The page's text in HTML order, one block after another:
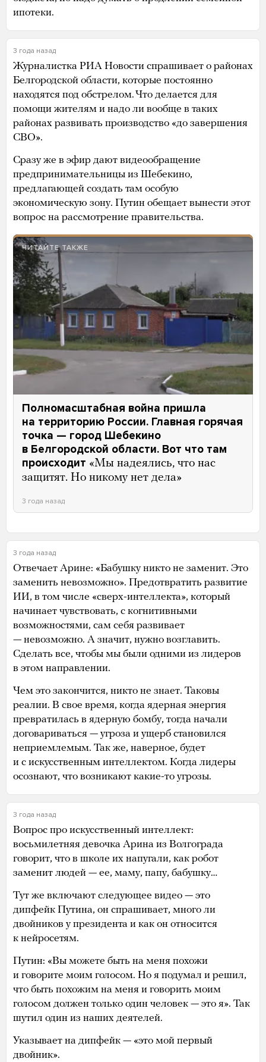
ипотеки.
3 года назад
Журналистка РИА Новости спрашивает о районах
Белгородской области, которые постоянно
находятся под обстрелом. Что делается для
помощи жителям и надо ли вообще в таких
районах развивать производство «до завершения
СВО».
Сразу же в эфир дают видеообращение
предпринимательницы из Шебекино,
предлагающей создать там особую
экономическую зону. Путин обещает вынести этот
вопрос на рассмотрение правительства.
ЧИТАЙТЕ ТАКЖЕ
Полномасштабная война пришла
на территорию России. Главная горячая
точка — город Шебекино
в Белгородской области. Вот что там
происходит «Мы надеялись, что нас
защитят. Но никому нет дела»
3 года назад
3 года назад
Отвечает Арине: «Бабушку никто не заменит. Это
заменить невозможно». Предотвратить развитие
ИИ, в том числе «сверх-интеллекта», который
начинает чувствовать, с когнитивными
возможностями, сам себя развивает
— невозможно. А значит, нужно возглавить.
Сделать все, чтобы мы были одними из лидеров
в этом направлении.
Чем это закончится, никто не знает. Таковы
реалии. В свое время, когда ядерная энергия
превратилась в ядерную бомбу, тогда начали
договариваться — угроза и ущерб становился
неприемлемым. Так же, наверное, будет
и с искусственным интеллектом. Когда лидеры
осознают, что возникают какие-то угрозы.
3 года назад
Вопрос про искусственный интеллект:
восьмилетняя девочка Арина из Волгограда
говорит, что в школе их напугали, как робот
заменит людей — ее, маму, папу, бабушку…
Тут же включают следующее видео — это
дипфейк Путина, он спрашивает, много ли
двойников у президента и как он относится
к нейросетям.
Путин: «Вы можете быть на меня похожи
и говорите моим голосом. Но я подумал и решил,
что быть похожим на меня и говорить моим
голосом должен только один человек — это я». Так
шутил один из наших деятелей.
Указывает на дипфейк — «это мой первый
двойник».